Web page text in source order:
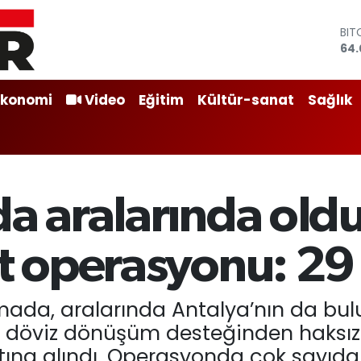
Video Eğitim Kültür-sanat Sağlık
aralarında
operasyonu: 29
aralarında Antalya’nın da
dönüşüm desteğinden haksız